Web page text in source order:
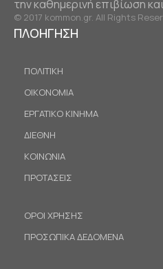
την καθημερινή επιβίωση
© 2017 kommon.gr. All Rights
ΠΛΟΗΓΗΣΗ
ΠΟΛΙΤΙΚΗ
ΟΙΚΟΝΟΜΙΑ
ΕΡΓΑΤΙΚΟ ΚΙΝΗΜΑ
ΔΙΕΘΝΗ
ΚΟΙΝΩΝΙΑ
ΠΡΟΤΑΣΕΙΣ
ΟΡΟΙ ΧΡΗΣΗΣ
ΠΡΟΣΩΠΙΚΑ ΔΕΔΟΜΕΝΑ